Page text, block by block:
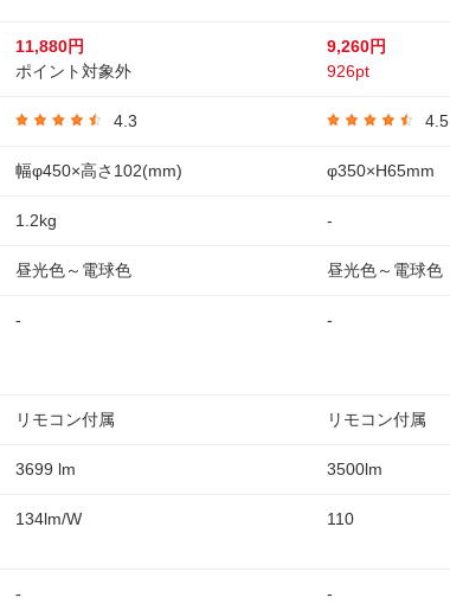
11,880円
ポイント対象外
4.3
幅φ450×高さ102(mm)
1.2kg
昼光色～電球色
-
リモコン付属
3699 lm
134lm/W
-
9,260円
926pt
4.5
φ350×H65mm
-
昼光色～電球色
-
リモコン付属
3500lm
110
-